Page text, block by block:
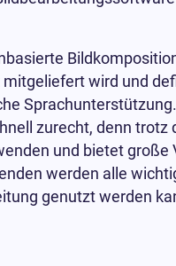
mitgeliefert wird und
zurecht, denn trotz
und bietet große
werden alle
genutzt werden